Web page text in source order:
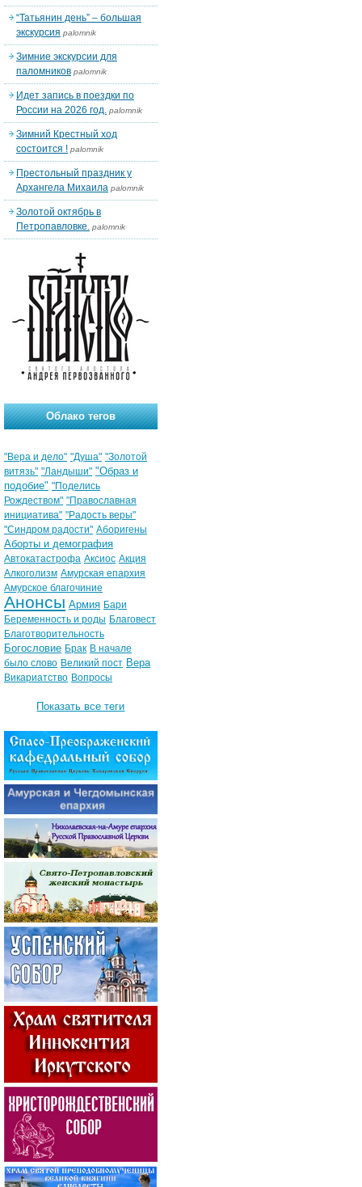
“Татьянин день” – большая
экскурсия palomnik
Зимние экскурсии для
паломников palomnik
Идет запись в поездки по
России на 2026 год. palomnik
Зимний Крестный ход
состоится ! palomnik
Престольный праздник у
Архангела Михаила palomnik
Золотой октябрь в
Петропавловке. palomnik
Облако тегов
"Вера и дело" "Душа" "Золотой
витязь" "Ландыши" "Образ и
подобие" "Поделись
Рождеством" "Православная
инициатива" "Радость веры"
"Синдром радости" Аборигены
Аборты и демография
Автокатастрофа Аксиос Акция
Алкоголизм Амурская епархия
Амурское благочиние
Анонсы Армия Бари
Беременность и роды Благовест
Благотворительность
Богословие Брак В начале
было слово Великий пост Вера
Викариатство Вопросы
Показать все теги